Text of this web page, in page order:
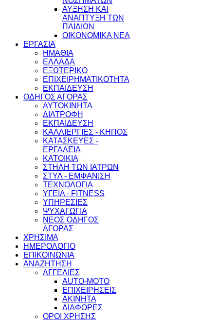
ΑΥΞΗΣΗ ΚΑΙ
ΑΝΑΠΤΥΞΗ ΤΩΝ
ΠΑΙΔΙΩΝ
ΟΙΚΟΝΟΜΙΚΑ ΝΕΑ
ΕΡΓΑΣΙΑ
ΗΜΑΘΙΑ
ΕΛΛΑΔΑ
ΕΞΩΤΕΡΙΚΟ
ΕΠΙΧΕΙΡΗΜΑΤΙΚΟΤΗΤΑ
ΕΚΠΑΙΔΕΥΣΗ
ΟΔΗΓΟΣ ΑΓΟΡΑΣ
ΑΥΤΟΚΙΝΗΤΑ
ΔΙΑΤΡΟΦΗ
ΕΚΠΑΙΔΕΥΣΗ
ΚΑΛΛΙΕΡΓΙΕΣ - ΚΗΠΟΣ
ΚΑΤΑΣΚΕΥΕΣ -
ΕΡΓΑΛΕΙΑ
ΚΑΤΟΙΚΙΑ
ΣΤΗΛΗ ΤΩΝ ΙΑΤΡΩΝ
ΣΤΥΛ - ΕΜΦΑΝΙΣΗ
ΤΕΧΝΟΛΟΓΙΑ
ΥΓΕΙΑ - FITNESS
ΥΠΗΡΕΣΙΕΣ
ΨΥΧΑΓΩΓΙΑ
ΝΕΟΣ ΟΔΗΓΟΣ
ΑΓΟΡΑΣ
ΧΡΗΣΙΜΑ
ΗΜΕΡΟΛΟΓΙΟ
ΕΠΙΚΟΙΝΩΝΙΑ
ΑΝΑΖΗΤΗΣΗ
ΑΓΓΕΛΙΕΣ
AUTO-MOTO
ΕΠΙΧΕΙΡΗΣΕΙΣ
ΑΚΙΝΗΤΑ
ΔΙΑΦΟΡΕΣ
ΟΡΟΙ ΧΡΗΣΗΣ